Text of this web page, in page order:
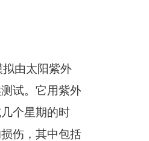
拟由太阳紫外
试。它用紫外
个星期的时
伤，其中包括